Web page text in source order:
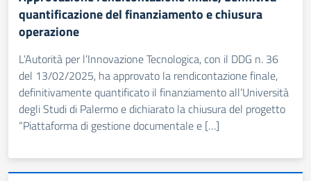
quantificazione del finanziamento e chiusura
operazione
L’Autorità per l’Innovazione Tecnologica, con il DDG n. 36
del 13/02/2025, ha approvato la rendicontazione finale,
definitivamente quantificato il finanziamento all’Università
degli Studi di Palermo e dichiarato la chiusura del progetto
“Piattaforma di gestione documentale e […]